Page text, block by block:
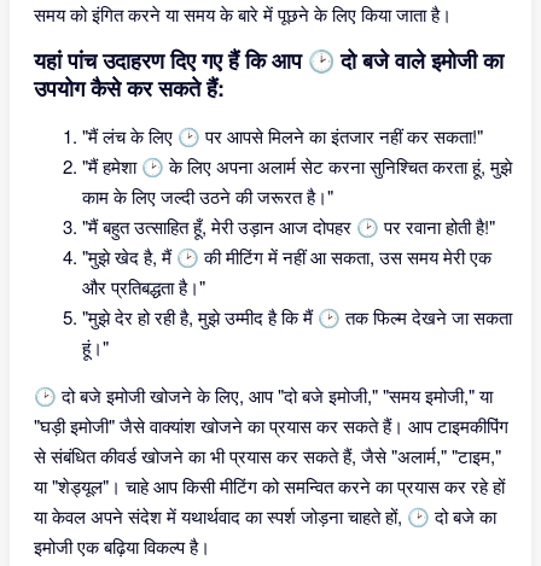
समय को इंगित करने या समय के बारे में पूछने के लिए किया जाता है।
यहां पांच उदाहरण दिए गए हैं कि आप 🕑 दो बजे वाले इमोजी का
उपयोग कैसे कर सकते हैं:
"मैं लंच के लिए 🕑 पर आपसे मिलने का इंतजार नहीं कर सकता!"
"मैं हमेशा 🕑 के लिए अपना अलार्म सेट करना सुनिश्चित करता हूं, मुझे
काम के लिए जल्दी उठने की जरूरत है।"
"मैं बहुत उत्साहित हूँ, मेरी उड़ान आज दोपहर 🕑 पर रवाना होती है!"
"मुझे खेद है, मैं 🕑 की मीटिंग में नहीं आ सकता, उस समय मेरी एक
और प्रतिबद्धता है।"
"मुझे देर हो रही है, मुझे उम्मीद है कि मैं 🕑 तक फिल्म देखने जा सकता
हूं।"
🕑 दो बजे इमोजी खोजने के लिए, आप "दो बजे इमोजी," "समय इमोजी," या
"घड़ी इमोजी" जैसे वाक्यांश खोजने का प्रयास कर सकते हैं। आप टाइमकीपिंग
से संबंधित कीवर्ड खोजने का भी प्रयास कर सकते हैं, जैसे "अलार्म," "टाइम,"
या "शेड्यूल"। चाहे आप किसी मीटिंग को समन्वित करने का प्रयास कर रहे हों
या केवल अपने संदेश में यथार्थवाद का स्पर्श जोड़ना चाहते हों, 🕑 दो बजे का
इमोजी एक बढ़िया विकल्प है।